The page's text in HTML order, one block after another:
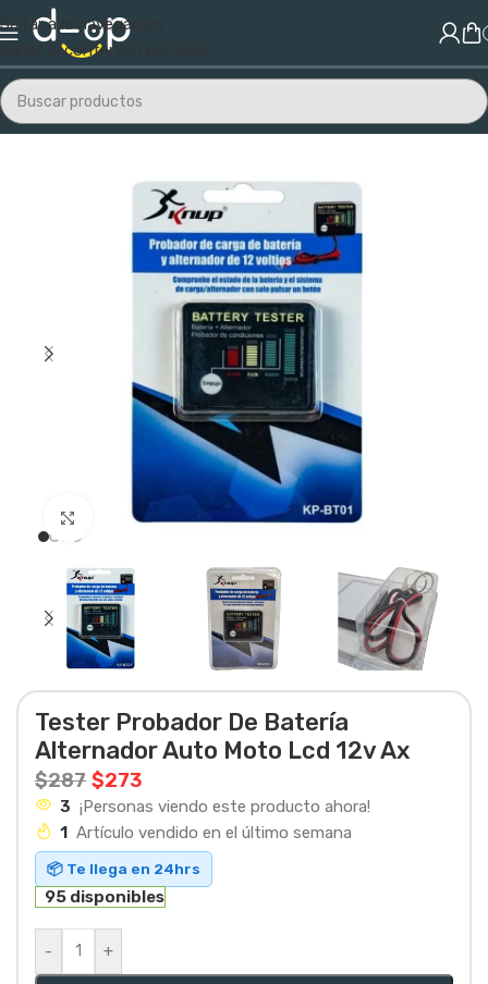
Saltar a la navegación
Saltar al contenido principal
Inicio/Electrónica/Otros
Haga clic para ampliar
Tester Probador De Batería
Alternador Auto Moto Lcd 12v Ax
$287 $273
3 ¡Personas viendo este producto ahora!
1 Artículo vendido en el último semana
📦 Te llega en 24hrs
95 disponibles
- +